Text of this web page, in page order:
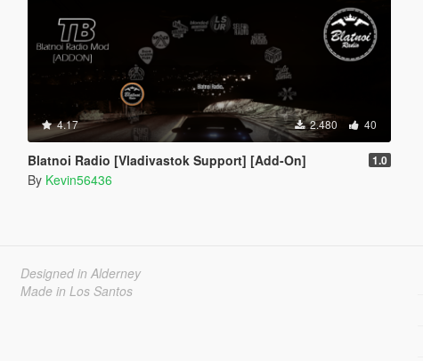
4.17 2.480 40
Blatnoi Radio [Vladivastok Support] [Add-On] 1.0
By Kevin56436
Designed in Alderney
Made in Los Santos